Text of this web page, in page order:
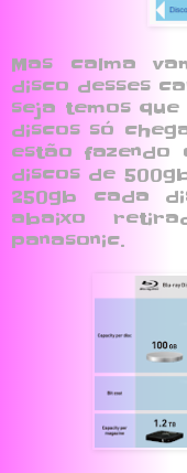
Mas calma
disco desses
seja temos
discos só
estão fazendo
discos de
250gb cada
abaixo
panasonic.